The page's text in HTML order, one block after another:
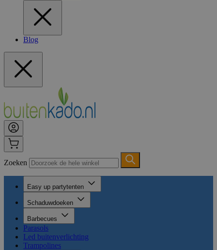
Blog
Zoeken
Easy up partytenten
Schaduwdoeken
Barbecues
Parasols
Led buitenverlichting
Trampolines